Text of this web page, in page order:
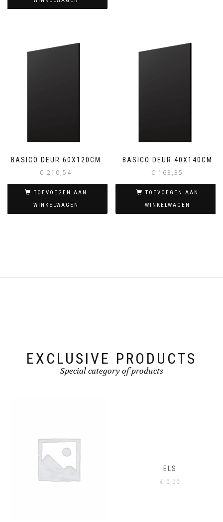
BASICO DEUR 60X120CM
€ 210,54
TOEVOEGEN AAN
WINKELWAGEN
BASICO DEUR 40X140CM
€ 163,35
TOEVOEGEN AAN
WINKELWAGEN
EXCLUSIVE PRODUCTS
Special category of products
ELS
€0,00